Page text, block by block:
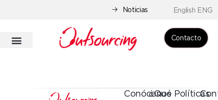
Noticias English ENG
Contacto
Conócenos
¿Qué Políticas